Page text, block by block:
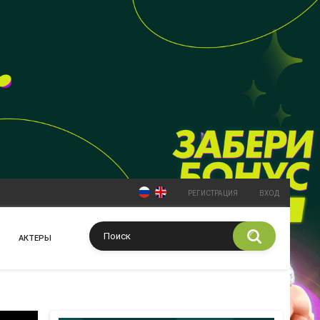
РЕГИСТРАЦИЯ ВХОД
АКТЕРЫ